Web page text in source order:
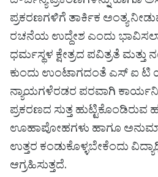
ಪ್ರಕರಣಗಳಿಗೆ ತಾರ್ಕಿಕ ಅಂತ್ಯ
ರಚನೆಯ ಉದ್ದೇಶ ಎಂದು
ಧರ್ಮಸ್ಥಳ ಕ್ಷೇತ್ರದ ಪವಿತ್ರತೆ
ಕುಂದು ಉಂಟಾಗದಂತೆ ಎಸ್ ಐ ಟಿ
ನ್ಯಾಯಗಳೆರಡರ ಪರವಾಗಿ
ಪ್ರಕರಣದ ಸುತ್ತ ಹುಟ್ಟಿಕೊಂಡಿರುವ
ಊಹಾಪೋಹಗಳು ಹಾಗೂ
ಉತ್ತರ ಕಂಡುಕೊಳ್ಳಬೇಕೆಂದು
ಆಗ್ರಹಿಸುತ್ತದೆ.